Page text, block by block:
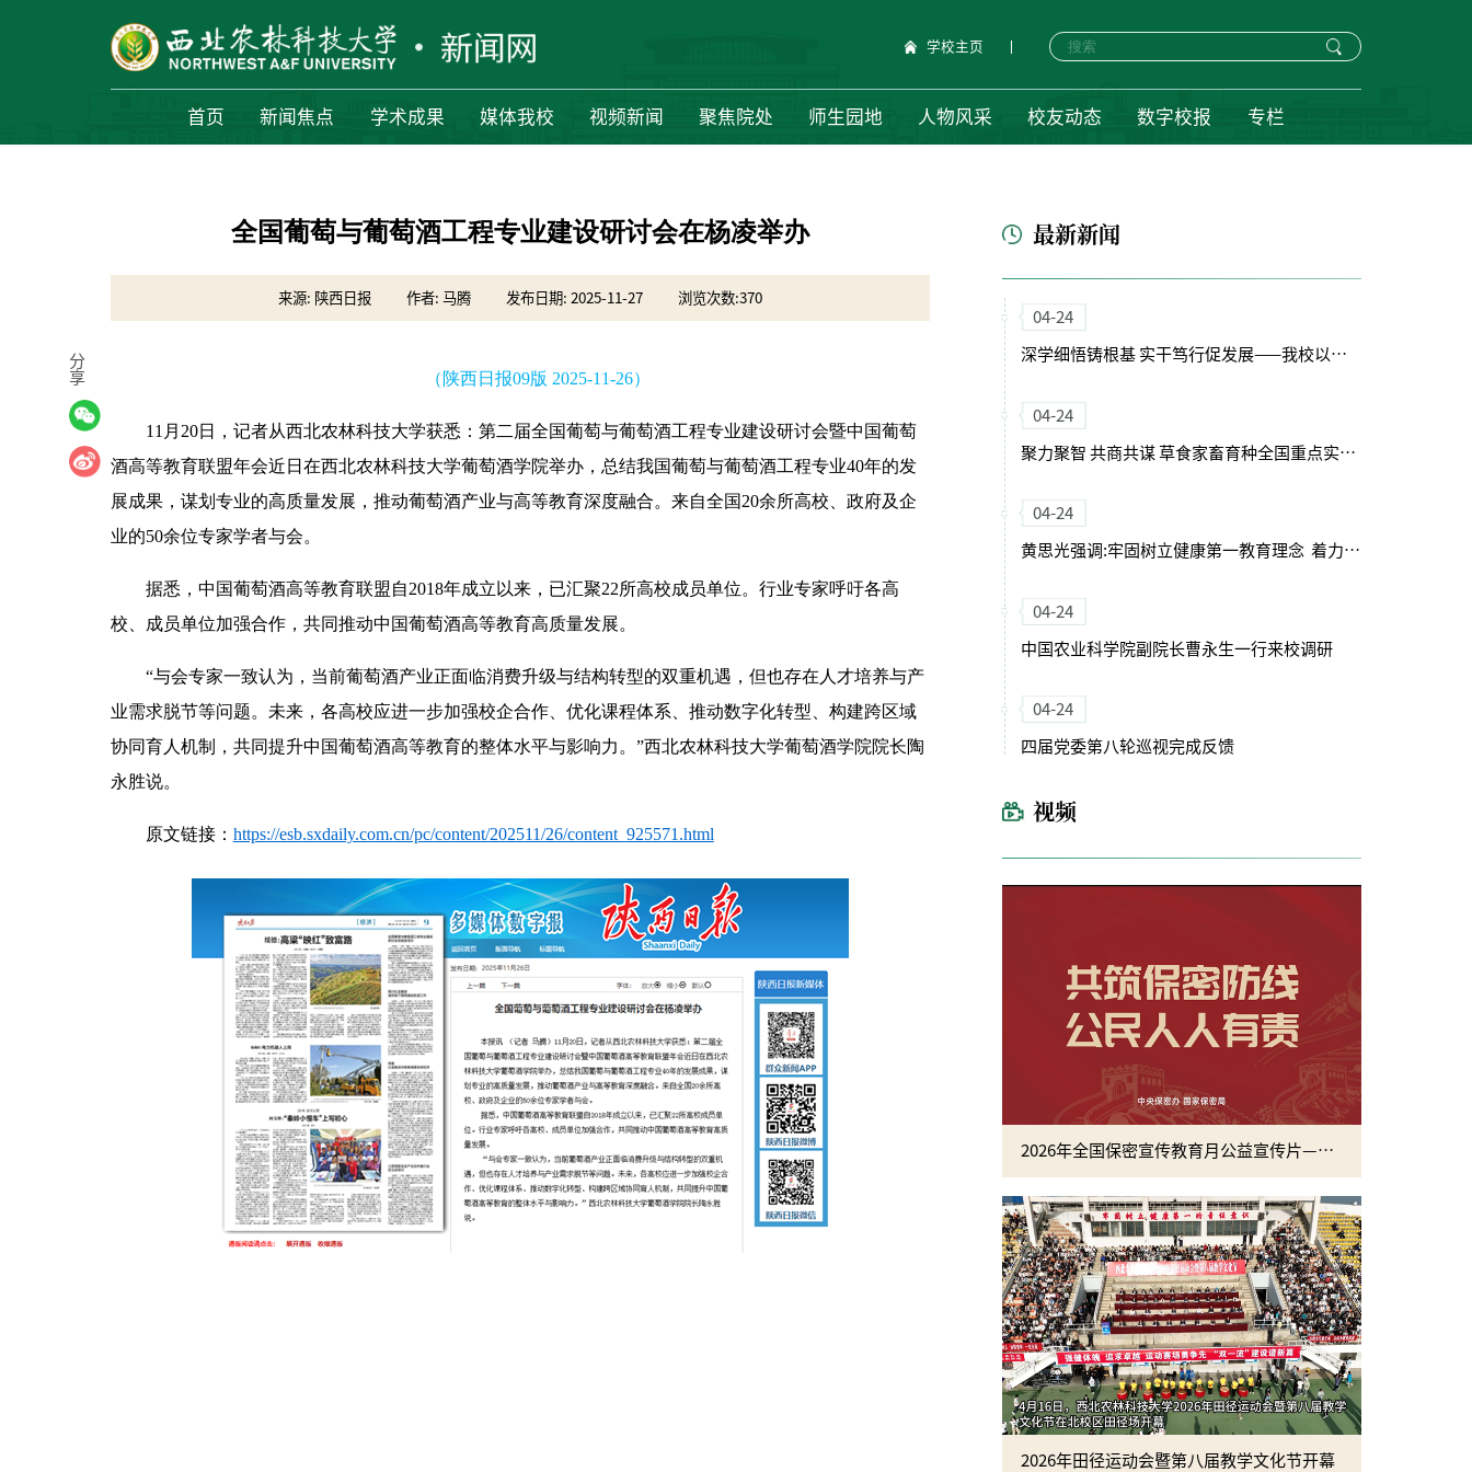
学校主页
首页 新闻焦点 学术成果 媒体我校 视频新闻 聚焦院处 师生园地 人物风采 校友动态 数字校报 专栏
全国葡萄与葡萄酒工程专业建设研讨会在杨凌举办
来源: 陕西日报 作者: 马腾 发布日期: 2025-11-27 浏览次数:370
（陕西日报09版 2025-11-26）
11月20日，记者从西北农林科技大学获悉：第二届全国葡萄与葡萄酒工程专业建设研讨会暨中国葡萄
酒高等教育联盟年会近日在西北农林科技大学葡萄酒学院举办，总结我国葡萄与葡萄酒工程专业40年的发
展成果，谋划专业的高质量发展，推动葡萄酒产业与高等教育深度融合。来自全国20余所高校、政府及企
业的50余位专家学者与会。
据悉，中国葡萄酒高等教育联盟自2018年成立以来，已汇聚22所高校成员单位。行业专家呼吁各高
校、成员单位加强合作，共同推动中国葡萄酒高等教育高质量发展。
“与会专家一致认为，当前葡萄酒产业正面临消费升级与结构转型的双重机遇，但也存在人才培养与产
业需求脱节等问题。未来，各高校应进一步加强校企合作、优化课程体系、推动数字化转型、构建跨区域
协同育人机制，共同提升中国葡萄酒高等教育的整体水平与影响力。”西北农林科技大学葡萄酒学院院长陶
永胜说。
原文链接： https://esb.sxdaily.com.cn/pc/content/202511/26/content_925571.html
分
享
最新新闻
04-24
深学细悟铸根基 实干笃行促发展——我校以正确政绩观引领“十五五”开局新征程
04-24
聚力聚智 共商共谋 草食家畜育种全国重点实验室（筹）学术委员会会议召开
04-24
黄思光强调:牢固树立健康第一教育理念 着力培养德智体美劳全面发展的卓越农林人才
04-24
中国农业科学院副院长曹永生一行来校调研
04-24
四届党委第八轮巡视完成反馈
视频
2026年全国保密宣传教育月公益宣传片—方寸之间
2026年田径运动会暨第八届教学文化节开幕